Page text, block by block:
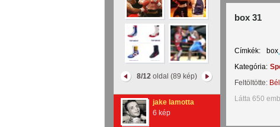
8/12 oldal (89 kép)
jake lamotta
6 kép
box 31
Címkék: box
Kategória:
Feltöltötte:
Látta 650